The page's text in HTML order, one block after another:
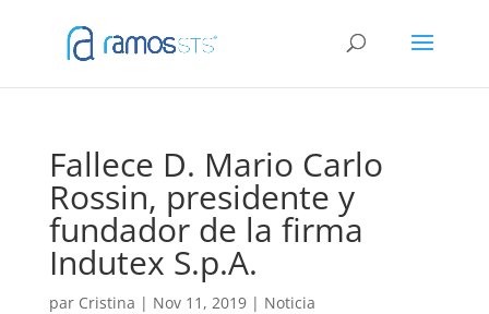
Fallece D. Mario Carlo
Rossin, presidente y
fundador de la firma
Indutex S.p.A.
par Cristina | Nov 11, 2019| Noticia